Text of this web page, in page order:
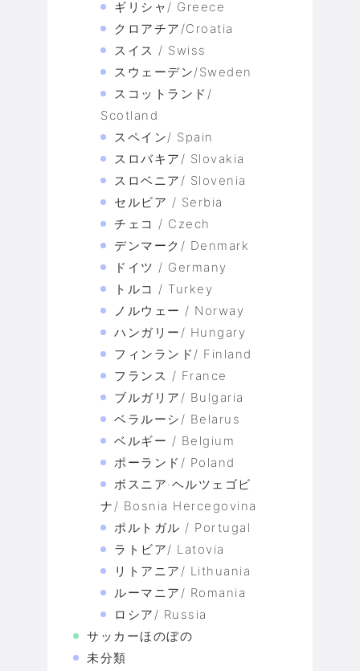
ギリシャ/ Greece
クロアチア/Croatia
スイス / Swiss
スウェーデン/Sweden
スコットランド/
Scotland
スペイン/ Spain
スロバキア/ Slovakia
スロベニア/ Slovenia
セルビア / Serbia
チェコ / Czech
デンマーク/ Denmark
ドイツ / Germany
トルコ / Turkey
ノルウェー / Norway
ハンガリー/ Hungary
フィンランド/ Finland
フランス / France
ブルガリア/ Bulgaria
ベラルーシ/ Belarus
ベルギー / Belgium
ポーランド/ Poland
ボスニア·ヘルツェゴビ
ナ/ Bosnia Hercegovina
ポルトガル / Portugal
ラトビア/ Latovia
リトアニア/ Lithuania
ルーマニア/ Romania
ロシア/ Russia
サッカーほのぼの
未分類